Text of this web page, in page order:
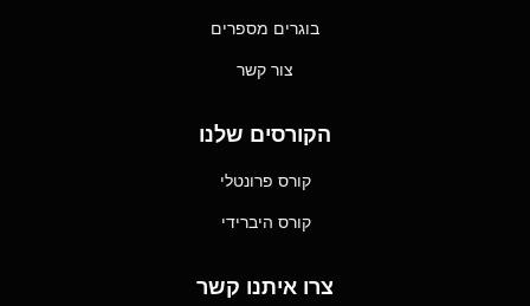
בוגרים מספרים
צור קשר
הקורסים שלנו
קורס פרונטלי
קורס היברידי
צרו איתנו קשר